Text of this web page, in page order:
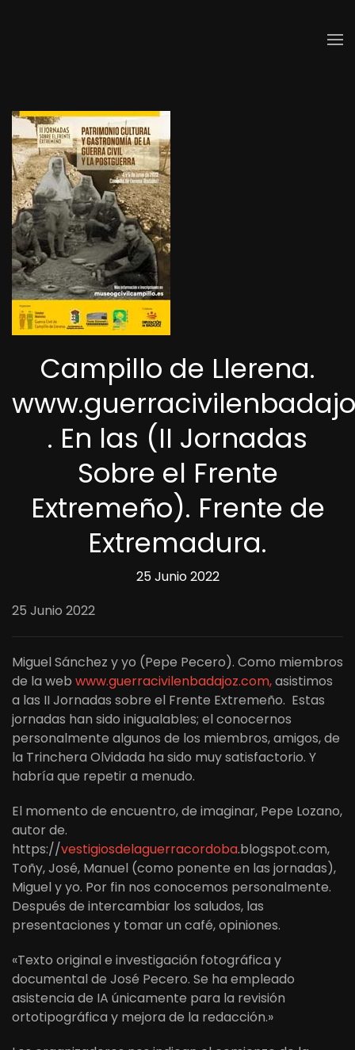
Campillo de Llerena.
. En las (II Jornadas
Sobre el Frente
Extremeño). Frente de
Extremadura.
25 Junio 2022
25 Junio 2022
Miguel Sánchez y yo (Pepe Pecero). Como miembros
de la web www.guerracivilenbadajoz.com,asistimos
a las II Jornadas sobre el Frente Extremeño. Estas
jornadas han sido inigualables; el conocernos
personalmente algunos de los miembros, amigos, de
la Trinchera Olvidada ha sido muy satisfactorio. Y
habría que repetir a menudo.
El momento de encuentro, de imaginar, Pepe Lozano,
autor de.
https://vestigiosdelaguerracordoba.blogspot.com,
Toñy, José, Manuel (como ponente en las jornadas),
Miguel y yo. Por fin nos conocemos personalmente.
Después de intercambiar los saludos, las
presentaciones y tomar un café, opiniones.
«Texto original e investigación fotográfica y
documental de José Pecero. Se ha empleado
asistencia de IA únicamente para la revisión
ortotipográfica y mejora de la redacción.»